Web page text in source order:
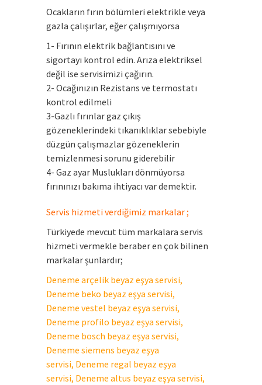
Ocakların fırın bölümleri elektrikle veya
gazla çalışırlar, eğer çalışmıyorsa
1- Fırının elektrik bağlantısını ve
sigortayı kontrol edin. Arıza elektriksel
değil ise servisimizi çağırın.
2- Ocağınızın Rezistans ve termostatı
kontrol edilmeli
3-Gazlı fırınlar gaz çıkış
gözeneklerindeki tıkanıklıklar sebebiyle
düzgün çalışmazlar gözeneklerin
temizlenmesi sorunu giderebilir
4- Gaz ayar Muslukları dönmüyorsa
fırınınızı bakıma ihtiyacı var demektir.
Servis hizmeti verdiğimiz markalar ;
Türkiyede mevcut tüm markalara servis
hizmeti vermekle beraber en çok bilinen
markalar şunlardır;
Deneme arçelik beyaz eşya servisi,
Deneme beko beyaz eşya servisi,
Deneme vestel beyaz eşya servisi,
Deneme profilo beyaz eşya servisi,
Deneme bosch beyaz eşya servisi,
Deneme siemens beyaz eşya
servisi, Deneme regal beyaz eşya
servisi, Deneme altus beyaz eşya servisi,